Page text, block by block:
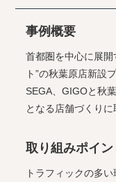
事例概要
首都圏を中心に展開
ト”の秋葉原店新設
SEGA、GIGOと秋
となる店舗づくりに
取り組みポイン
トラフィックの多